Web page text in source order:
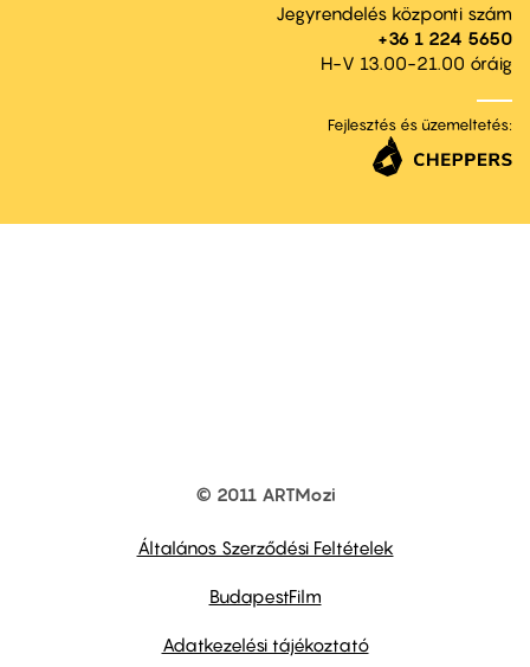
Jegyrendelés központi szám
+36 1 224 5650
H-V 13.00-21.00 óráig
Fejlesztés és üzemeltetés:
© 2011 ARTMozi
Általános Szerződési Feltételek
BudapestFilm
Adatkezelési tájékoztató